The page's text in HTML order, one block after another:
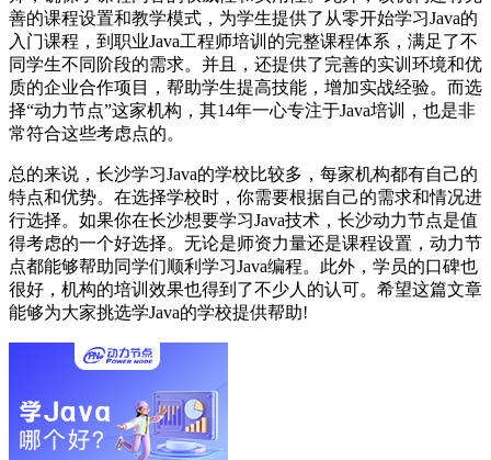
善的课程设置和教学模式，为学生提供了从零开始学习Java的
入门课程，到职业Java工程师培训的完整课程体系，满足了不
同学生不同阶段的需求。并且，还提供了完善的实训环境和优
质的企业合作项目，帮助学生提高技能，增加实战经验。而选
择“动力节点”这家机构，其14年一心专注于Java培训，也是非
常符合这些考虑点的。
总的来说，长沙学习Java的学校比较多，每家机构都有自己的
特点和优势。在选择学校时，你需要根据自己的需求和情况进
行选择。如果你在长沙想要学习Java技术，长沙动力节点是值
得考虑的一个好选择。无论是师资力量还是课程设置，动力节
点都能够帮助同学们顺利学习Java编程。此外，学员的口碑也
很好，机构的培训效果也得到了不少人的认可。希望这篇文章
能够为大家挑选学Java的学校提供帮助!